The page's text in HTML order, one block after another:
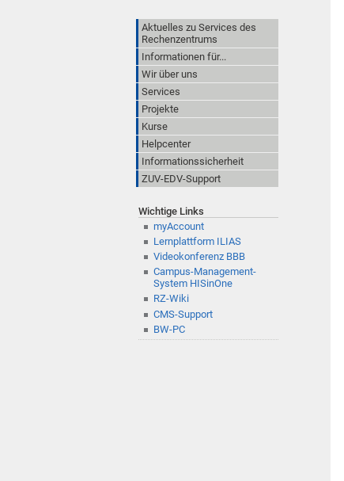
Aktuelles zu Services des
Rechenzentrums
Informationen für...
Wir über uns
Services
Projekte
Kurse
Helpcenter
Informationssicherheit
ZUV-EDV-Support
Wichtige Links
myAccount
Lernplattform ILIAS
Videokonferenz BBB
Campus-Management-
System HISinOne
RZ-Wiki
CMS-Support
BW-PC